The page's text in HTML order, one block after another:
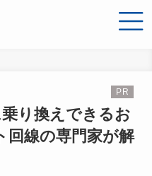
り換えできるお
回線の専門家が解